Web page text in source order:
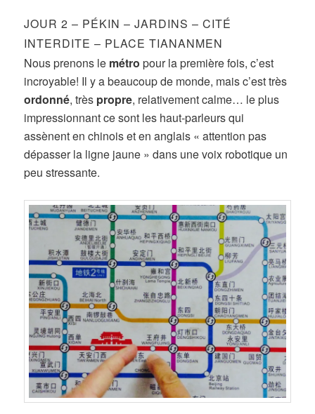
JOUR 2 – PÉKIN – JARDINS – CITÉ
INTERDITE – PLACE TIANANMEN
Nous prenons le métro pour la première fois, c’est
incroyable! Il y a beaucoup de monde, mais c’est très
ordonné, très propre, relativement calme… le plus
impressionnant ce sont les haut-parleurs qui
assènent en chinois et en anglais « attention pas
dépasser la ligne jaune » dans une voix robotique un
peu stressante.